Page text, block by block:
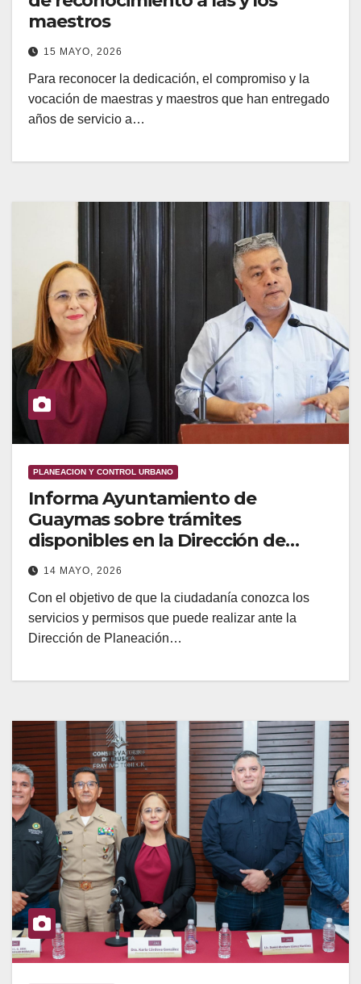
maestros
15 MAYO, 2026
Para reconocer la dedicación, el compromiso y la
vocación de maestras y maestros que han entregado
años de servicio a…
PLANEACION Y CONTROL URBANO
Informa Ayuntamiento de
Guaymas sobre trámites
disponibles en la Dirección de
Planeación y Control Urbano
14 MAYO, 2026
Con el objetivo de que la ciudadanía conozca los
servicios y permisos que puede realizar ante la
Dirección de Planeación…